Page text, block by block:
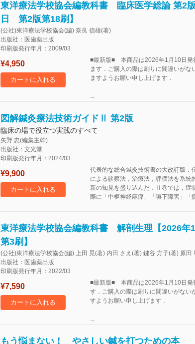
東洋療法学校協会編教科書 臨床医学総論 第2
日 第2版第18刷】
(公社)東洋療法学校協会(編) 奈良 信雄(著)
出版社：医歯薬出版
印刷版発行年月：2009/03
¥4,950
カートに入れる
■最新版■ 本商品は2026年1月10日発
ます．ご購入の際は刷りに間違いがな
ますようお願い申し上げます．
...
図解鍼灸療法技術ガイドⅡ 第2版
臨床の場で役立つ実践のすべて
矢野 忠(編集主幹)
出版社：文光堂
印刷版発行年月：2024/03
¥9,900
カートに入れる
代表的な総合鍼灸技術書の大改訂版．
による診察法，治療法，評価法を系統
新の知見を盛り込んだ．Ⅱ巻では，症
際に「中枢神経麻痺」「嚥下障害」「
東洋療法学校協会編教科書 解剖生理【2026
第3刷】
(公社)東洋療法学校協会(編) 上田 晃(著) 内田 さえ(著) 鍵谷 方子(著) 原田
出版社：医歯薬出版
印刷版発行年月：2022/03
¥7,590
カートに入れる
■最新版■ 本商品は2026年1月10日発
す．ご購入の際は刷りに間違いがない
すようお願い申し上げます．
...
もう悩まない！ やさしい鍼を打つための本